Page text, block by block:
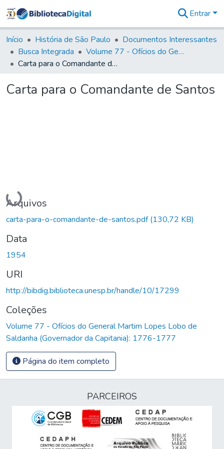
&
Coleções
Tudo na
Biblioteca
Estatísticas
Entrar
Início História de São Paulo
Documentos Interessantes
Busca Integrada
Volume 77 - Ofícios do General Martim Lopes Lobo de Saldanha (Governador da Capitania): 1776-1777
Carta para o Comandante de Santos
Carta para o Comandante de Santos
Carregando...
Arquivos
carta-para-o-comandante-de-santos.pdf(130,72 KB)
Data
1954
URI
http://bibdig.biblioteca.unesp.br/handle/10/17299
Coleções
Volume 77 - Ofícios do General Martim Lopes Lobo de
Saldanha (Governador da Capitania): 1776-1777
Página do item completo
PARCEIROS